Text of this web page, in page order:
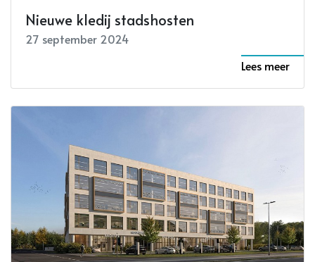
Nieuwe kledij stadshosten
27 september 2024
Lees meer